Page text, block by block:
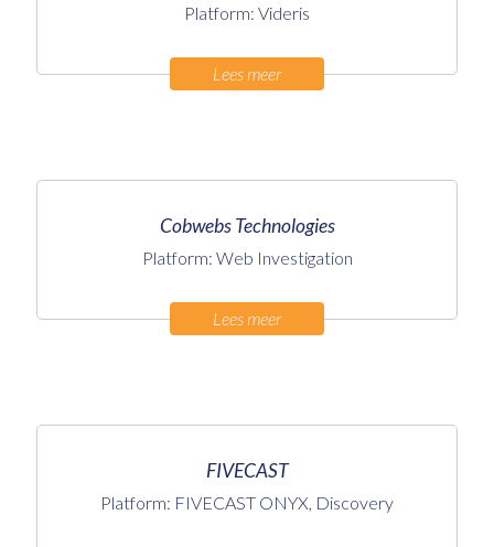
Platform: Videris
Lees meer
Cobwebs Technologies
Platform: Web Investigation
Lees meer
FIVECAST
Platform: FIVECAST ONYX, Discovery